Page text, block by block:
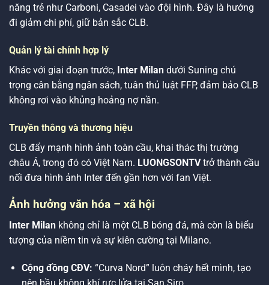
năng trẻ như Carboni, Casadei vào đội hình. Đây là hướng
đi giảm chi phí, giữ bản sắc CLB.
Quản lý tài chính hợp lý
Khác với giai đoạn trước, Inter Milan dưới Suning chú
trọng cân bằng ngân sách, tuân thủ luật FFP, đảm bảo CLB
không rơi vào khủng hoảng nợ nần.
Truyền thông và thương hiệu
CLB đẩy mạnh hình ảnh toàn cầu, khai thác thị trường
châu Á, trong đó có Việt Nam. LUONGSONTVtrở thành cầu
nối đưa hình ảnh Inter đến gần hơn với fan Việt.
Ảnh hưởng văn hóa – xã hội
Inter Milan không chỉ là một CLB bóng đá, mà còn là biểu
tượng của niềm tin và sự kiên cường tại Milano.
Cộng đồng CĐV: “Curva Nord” luôn cháy hết mình, tạo